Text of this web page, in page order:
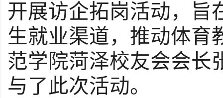
开展访企拓岗活动，旨
生就业渠道，推动体育
范学院菏泽校友会会长
与了此次活动。